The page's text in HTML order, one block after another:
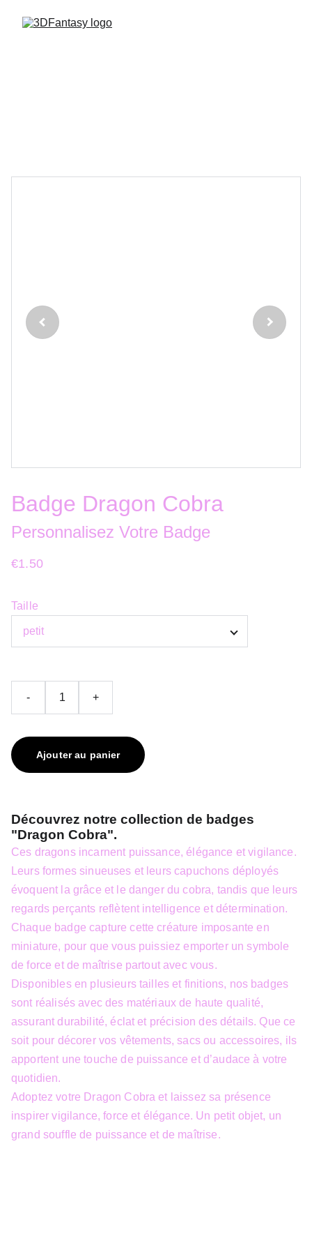
Badge Dragon Cobra
Personnalisez Votre Badge
€1.50
Taille
- +
Ajouter au panier
Découvrez notre collection de badges
"Dragon Cobra".
Ces dragons incarnent puissance, élégance et vigilance.
Leurs formes sinueuses et leurs capuchons déployés
évoquent la grâce et le danger du cobra, tandis que leurs
regards perçants reflètent intelligence et détermination.
Chaque badge capture cette créature imposante en
miniature, pour que vous puissiez emporter un symbole
de force et de maîtrise partout avec vous.
Disponibles en plusieurs tailles et finitions, nos badges
sont réalisés avec des matériaux de haute qualité,
assurant durabilité, éclat et précision des détails. Que ce
soit pour décorer vos vêtements, sacs ou accessoires, ils
apportent une touche de puissance et d’audace à votre
quotidien.
Adoptez votre Dragon Cobra et laissez sa présence
inspirer vigilance, force et élégance. Un petit objet, un
grand souffle de puissance et de maîtrise.